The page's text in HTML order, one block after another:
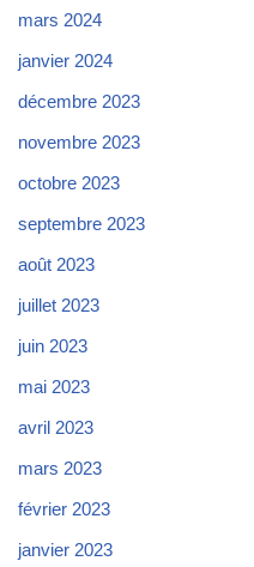
mars 2024
janvier 2024
décembre 2023
novembre 2023
octobre 2023
septembre 2023
août 2023
juillet 2023
juin 2023
mai 2023
avril 2023
mars 2023
février 2023
janvier 2023